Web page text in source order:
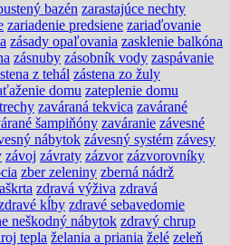
bazén zarastajúce nechty
zariadenie predsiene zariaďovanie
zásady opaľovania zasklenie balkóna
zásnuby zásobník vody zaspávanie
z tehál zástena zo žuly
domu zateplenie domu
zaváraná tekvica zavárané
šampiňóny zaváranie závesné
nábytok závesný systém závesy
závoj závraty zázvor zázvorovníky
zber zeleniny zberná nádrž
zdravá výživa zdravá
kĺby zdravé sebavedomie
neškodný nábytok zdravý chrup
tepla želania a priania želé zeleň